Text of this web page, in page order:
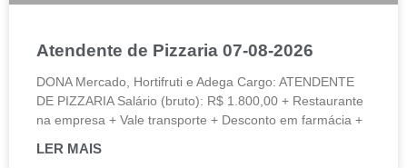
Atendente de Pizzaria 07-08-2026
DONA Mercado, Hortifruti e Adega Cargo: ATENDENTE
DE PIZZARIA Salário (bruto): R$ 1.800,00 + Restaurante
na empresa + Vale transporte + Desconto em farmácia +
LER MAIS